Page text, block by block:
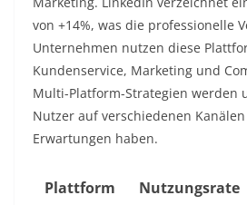
von +14%, was die professionelle
Unternehmen nutzen diese
Kundenservice, Marketing und
Multi-Platform-Strategien werden
Nutzer auf verschiedenen
Erwartungen haben.​
Plattform Nutzungsrate